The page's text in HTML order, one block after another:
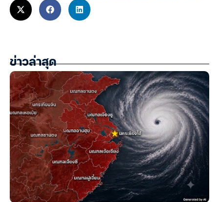
ข่าวล่าสุด